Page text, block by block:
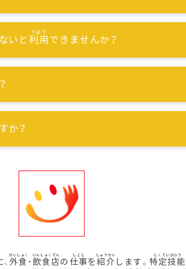
いと利用できませんか？
か？
外食 ・ 飲食店の 仕事を紹介 します。 特定技能